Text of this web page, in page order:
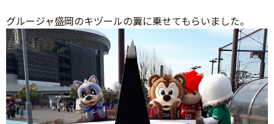
グルージャ盛岡のキヅールの翼に乗せてもらいました。